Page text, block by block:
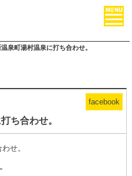
泉町湯村温泉に打ち合わせ。
facebook
ち合わせ。
せ。